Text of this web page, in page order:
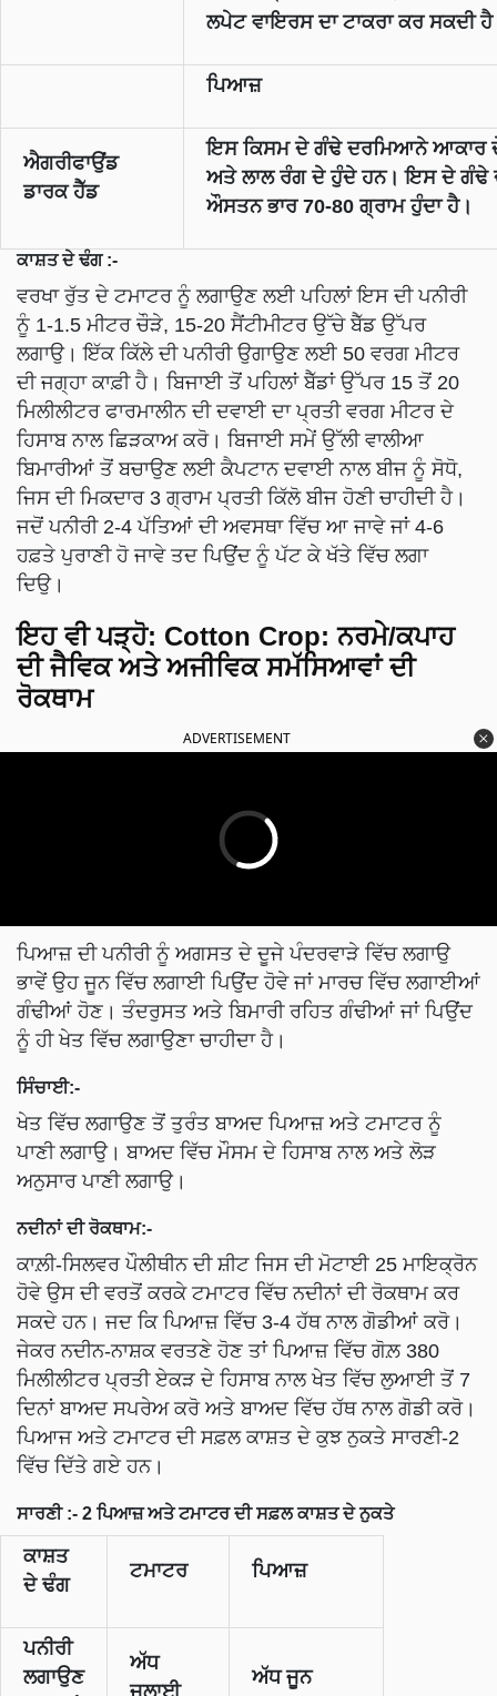
ਲਪੇਟ ਵਾਇਰਸ ਦਾ ਟਾਕਰਾ ਕਰ ਸਕਦੀ
ਪਿਆਜ਼
ਐਗਰੀਫਾਉਂਡ
ਡਾਰਕ ਹੈੱਡ
ਇਸ ਕਿਸਮ ਦੇ ਗੰਢੇ ਦਰਮਿਆਨੇ ਆਕਾਰ
ਅਤੇ ਲਾਲ ਰੰਗ ਦੇ ਹੁੰਦੇ ਹਨ। ਇਸ ਦੇ ਗੰਢੇ
ਔਸਤਨ ਭਾਰ 70-80ਗ੍ਰਾਮ ਹੁੰਦਾ ਹੈ।
ਕਾਸ਼ਤ ਦੇ ਢੰਗ :-
ਵਰਖਾ ਰੁੱਤ ਦੇ ਟਮਾਟਰ ਨੂੰ ਲਗਾਉਣ ਲਈ ਪਹਿਲਾਂ ਇਸ ਦੀ ਪਨੀਰੀ
ਨੂੰ 1-1.5 ਮੀਟਰ ਚੌੜੇ, 15-20 ਸੈਂਟੀਮੀਟਰ ਉੱਚੇ ਬੈੱਡ ਉੱਪਰ
ਲਗਾਉ। ਇੱਕ ਕਿੱਲੇ ਦੀ ਪਨੀਰੀ ਉਗਾਉਣ ਲਈ 50 ਵਰਗ ਮੀਟਰ
ਦੀ ਜਗ੍ਹਾ ਕਾਫ਼ੀ ਹੈ। ਬਿਜਾਈ ਤੋਂ ਪਹਿਲਾਂ ਬੈੱਡਾਂ ਉੱਪਰ 15 ਤੋਂ 20
ਮਿਲੀਲੀਟਰ ਫਾਰਮਾਲੀਨ ਦੀ ਦਵਾਈ ਦਾ ਪ੍ਰਤੀ ਵਰਗ ਮੀਟਰ ਦੇ
ਹਿਸਾਬ ਨਾਲ ਛਿੜਕਾਅ ਕਰੋ। ਬਿਜਾਈ ਸਮੇਂ ਉੱਲੀ ਵਾਲੀਆ
ਬਿਮਾਰੀਆਂ ਤੋਂ ਬਚਾਉਣ ਲਈ ਕੈਪਟਾਨ ਦਵਾਈ ਨਾਲ ਬੀਜ ਨੂੰ ਸੋਧੋ,
ਜਿਸ ਦੀ ਮਿਕਦਾਰ 3 ਗ੍ਰਾਮ ਪ੍ਰਤੀ ਕਿੱਲੋ ਬੀਜ ਹੋਣੀ ਚਾਹੀਦੀ ਹੈ।
ਜਦੋਂ ਪਨੀਰੀ 2-4 ਪੱਤਿਆਂ ਦੀ ਅਵਸਥਾ ਵਿੱਚ ਆ ਜਾਵੇ ਜਾਂ 4-6
ਹਫ਼ਤੇ ਪੁਰਾਣੀ ਹੋ ਜਾਵੇ ਤਦ ਪਿਉਂਦ ਨੂੰ ਪੱਟ ਕੇ ਖੱਤੇ ਵਿੱਚ ਲਗਾ
ਦਿਉ।
ਇਹ ਵੀ ਪੜ੍ਹੋ: Cotton Crop: ਨਰਮੇ/ਕਪਾਹ
ਦੀ ਜੈਵਿਕ ਅਤੇ ਅਜੀਵਿਕ ਸਮੱਸਿਆਵਾਂ ਦੀ
ਰੋਕਥਾਮ
ADVERTISEMENT
ਪਿਆਜ਼ ਦੀ ਪਨੀਰੀ ਨੂੰ ਅਗਸਤ ਦੇ ਦੂਜੇ ਪੰਦਰਵਾੜੇ ਵਿੱਚ ਲਗਾਉ
ਭਾਵੇਂ ਉਹ ਜੂਨ ਵਿੱਚ ਲਗਾਈ ਪਿਉਂਦ ਹੋਵੇ ਜਾਂ ਮਾਰਚ ਵਿੱਚ ਲਗਾਈਆਂ
ਗੰਢੀਆਂ ਹੋਣ। ਤੰਦਰੁਸਤ ਅਤੇ ਬਿਮਾਰੀ ਰਹਿਤ ਗੰਢੀਆਂ ਜਾਂ ਪਿਉਂਦ
ਨੂੰ ਹੀ ਖੇਤ ਵਿੱਚ ਲਗਾਉਣਾ ਚਾਹੀਦਾ ਹੈ।
ਸਿੰਚਾਈ:-
ਖੇਤ ਵਿੱਚ ਲਗਾਉਣ ਤੋਂ ਤੁਰੰਤ ਬਾਅਦ ਪਿਆਜ਼ ਅਤੇ ਟਮਾਟਰ ਨੂੰ
ਪਾਣੀ ਲਗਾਉ। ਬਾਅਦ ਵਿੱਚ ਮੌਸਮ ਦੇ ਹਿਸਾਬ ਨਾਲ ਅਤੇ ਲੋੜ
ਅਨੁਸਾਰ ਪਾਣੀ ਲਗਾਉ।
ਨਦੀਨਾਂ ਦੀ ਰੋਕਥਾਮ:-
ਕਾਲ਼ੀ-ਸਿਲਵਰ ਪੌਲੀਥੀਨ ਦੀ ਸ਼ੀਟ ਜਿਸ ਦੀ ਮੋਟਾਈ 25 ਮਾਇਕ੍ਰੋਨ
ਹੋਵੇ ਉਸ ਦੀ ਵਰਤੋਂ ਕਰਕੇ ਟਮਾਟਰ ਵਿੱਚ ਨਦੀਨਾਂ ਦੀ ਰੋਕਥਾਮ ਕਰ
ਸਕਦੇ ਹਨ। ਜਦ ਕਿ ਪਿਆਜ਼ ਵਿੱਚ 3-4 ਹੱਥ ਨਾਲ ਗੋਡੀਆਂ ਕਰੋ।
ਜੇਕਰ ਨਦੀਨ-ਨਾਸ਼ਕ ਵਰਤਣੇ ਹੋਣ ਤਾਂ ਪਿਆਜ਼ ਵਿੱਚ ਗੋਲ਼ 380
ਮਿਲੀਲੀਟਰ ਪ੍ਰਤੀ ਏਕੜ ਦੇ ਹਿਸਾਬ ਨਾਲ ਖੇਤ ਵਿੱਚ ਲੁਆਈ ਤੋਂ 7
ਦਿਨਾਂ ਬਾਅਦ ਸਪਰੇਅ ਕਰੋ ਅਤੇ ਬਾਅਦ ਵਿੱਚ ਹੱਥ ਨਾਲ ਗੋਡੀ ਕਰੋ।
ਪਿਆਜ ਅਤੇ ਟਮਾਟਰ ਦੀ ਸਫ਼ਲ ਕਾਸ਼ਤ ਦੇ ਕੁਝ ਨੁਕਤੇ ਸਾਰਣੀ-2
ਵਿੱਚ ਦਿੱਤੇ ਗਏ ਹਨ।
ਸਾਰਣੀ :- 2 ਪਿਆਜ਼ ਅਤੇ ਟਮਾਟਰ ਦੀ ਸਫ਼ਲ ਕਾਸ਼ਤ ਦੇ ਨੁਕਤੇ
ਕਾਸ਼ਤ
ਦੇ ਢੰਗ
ਟਮਾਟਰ ਪਿਆਜ਼
ਪਨੀਰੀ
ਲਗਾਉਣ
ਅੱਧ
ਅੱਧ ਜੂਨ